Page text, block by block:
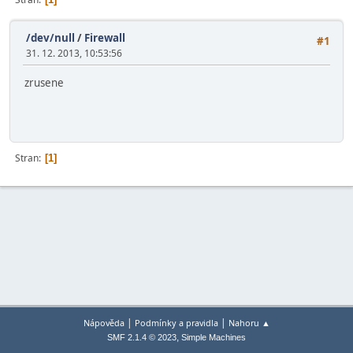
#1
/dev/null / Firewall
31. 12. 2013, 10:53:56
zrusene
Stran 1
Nápověda| Podmínky a pravidla| Nahoru ▲
SMF 2.1.4 © 2023, Simple Machines